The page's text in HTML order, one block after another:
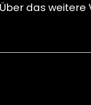
das weitere